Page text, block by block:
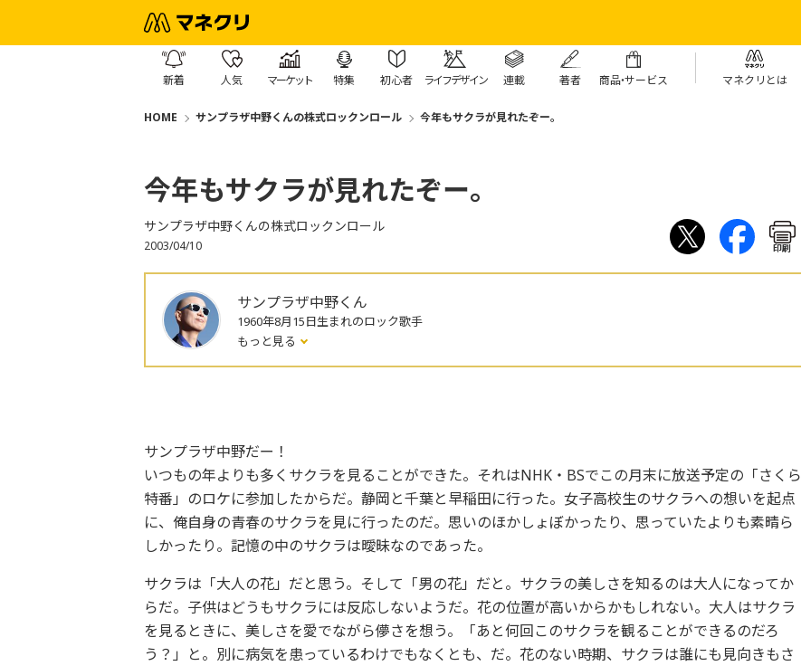
新着 人気 マーケット 特集 初心者 ライフデザイン 連載 著者 商品・サービス マネクリとは
HOME サンプラザ中野くんの株式ロックンロール 今年もサクラが見れたぞー。
今年もサクラが見れたぞー。
サンプラザ中野くんの株式ロックンロール
2003/04/10 印刷
サンプラザ中野くん
1960年8月15日生まれのロック歌手
もっと見る
サンプラザ中野だー！
いつもの年よりも多くサクラを見ることができた。それはNHK・BSでこの月末に放送予定の「さくら
特番」のロケに参加したからだ。静岡と千葉と早稲田に行った。女子高校生のサクラへの想いを起点
に、俺自身の青春のサクラを見に行ったのだ。思いのほかしょぼかったり、思っていたよりも素晴ら
しかったり。記憶の中のサクラは曖昧なのであった。
サクラは「大人の花」だと思う。そして「男の花」だと。サクラの美しさを知るのは大人になってか
らだ。子供はどうもサクラには反応しないようだ。花の位置が高いからかもしれない。大人はサクラ
を見るときに、美しさを愛でながら儚さを想う。「あと何回このサクラを観ることができるのだろ
う？」と。別に病気を患っているわけでもなくとも、だ。花のない時期、サクラは誰にも見向きもさ